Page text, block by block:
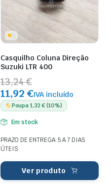
Casquilho Coluna Direção
Suzuki LTR 400
13,24 €
11,92 €IVA incluído
Poupa 1,32 € (10%)
Em stock
PRAZO DE ENTREGA: 5 A 7 DIAS
ÚTEIS
Ver produto